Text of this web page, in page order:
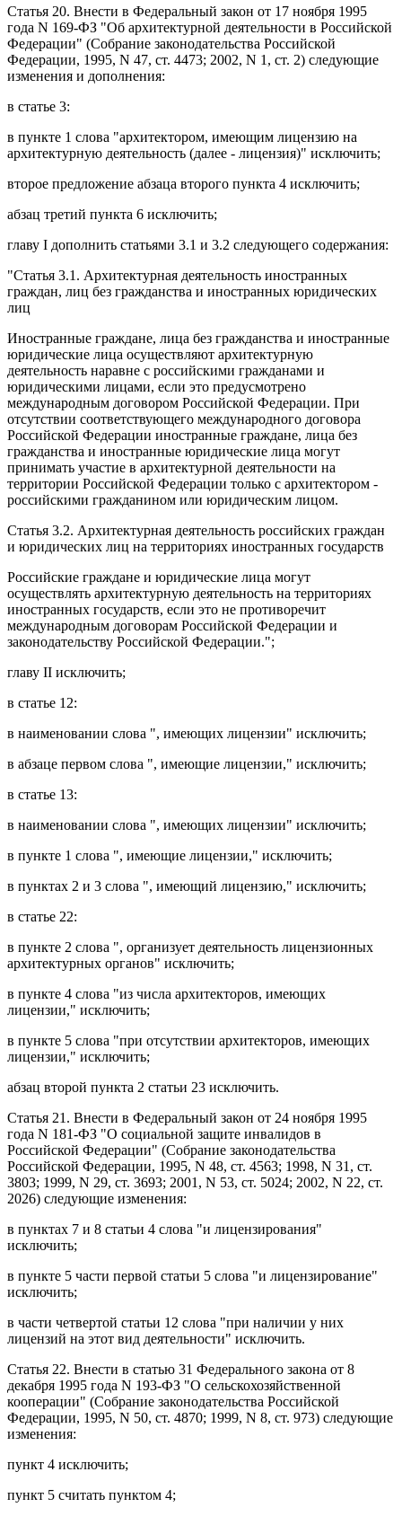
Статья 20. Внести в Федеральный закон от 17 ноября 1995
года N 169-ФЗ "Об архитектурной деятельности в Российской
Федерации" (Собрание законодательства Российской
Федерации, 1995, N 47, ст. 4473; 2002, N 1, ст. 2) следующие
изменения и дополнения:
в статье 3:
в пункте 1 слова "архитектором, имеющим лицензию на
архитектурную деятельность (далее - лицензия)" исключить;
второе предложение абзаца второго пункта 4 исключить;
абзац третий пункта 6 исключить;
главу I дополнить статьями 3.1 и 3.2 следующего содержания:
"Статья 3.1 . Архитектурная деятельность иностранных
граждан, лиц без гражданства и иностранных юридических
лиц
Иностранные граждане, лица без гражданства и иностранные
юридические лица осуществляют архитектурную
деятельность наравне с российскими гражданами и
юридическими лицами, если это предусмотрено
международным договором Российской Федерации. При
отсутствии соответствующего международного договора
Российской Федерации иностранные граждане, лица без
гражданства и иностранные юридические лица могут
принимать участие в архитектурной деятельности на
территории Российской Федерации только с архитектором -
российскими гражданином или юридическим лицом.
Статья 3.2. Архитектурная деятельность российских граждан
и юридических лиц на территориях иностранных государств
Российские граждане и юридические лица могут
осуществлять архитектурную деятельность на территориях
иностранных государств, если это не противоречит
международным договорам Российской Федерации и
законодательству Российской Федерации.";
главу II исключить;
в статье 12:
в наименовании слова ", имеющих лицензии" исключить;
в абзаце первом слова ", имеющие лицензии," исключить;
в статье 13:
в наименовании слова ", имеющих лицензии" исключить;
в пункте 1 слова ", имеющие лицензии," исключить;
в пунктах 2 и 3 слова ", имеющий лицензию," исключить;
в статье 22:
в пункте 2 слова ", организует деятельность лицензионных
архитектурных органов" исключить;
в пункте 4 слова "из числа архитекторов, имеющих
лицензии," исключить;
в пункте 5 слова "при отсутствии архитекторов, имеющих
лицензии," исключить;
абзац второй пункта 2 статьи 23 исключить.
Статья 21 . Внести в Федеральный закон от 24 ноября 1995
года N 181-ФЗ "О социальной защите инвалидов в
Российской Федерации" (Собрание законодательства
Российской Федерации, 1995, N 48, ст. 4563; 1998, N 31, ст.
3803; 1999, N 29, ст. 3693; 2001, N 53, ст. 5024; 2002, N 22, ст.
2026) следующие изменения:
в пунктах 7 и 8 статьи 4 слова "и лицензирования"
исключить;
в пункте 5 части первой статьи 5 слова "и лицензирование"
исключить;
в части четвертой статьи 12 слова "при наличии у них
лицензий на этот вид деятельности" исключить.
Статья 22. Внести в статью 31 Федерального закона от 8
декабря 1995 года N 193-ФЗ "О сельскохозяйственной
кооперации" (Собрание законодательства Российской
Федерации, 1995, N 50, ст. 4870; 1999, N 8, ст. 973) следующие
изменения:
пункт 4 исключить;
пункт 5 считать пунктом 4;